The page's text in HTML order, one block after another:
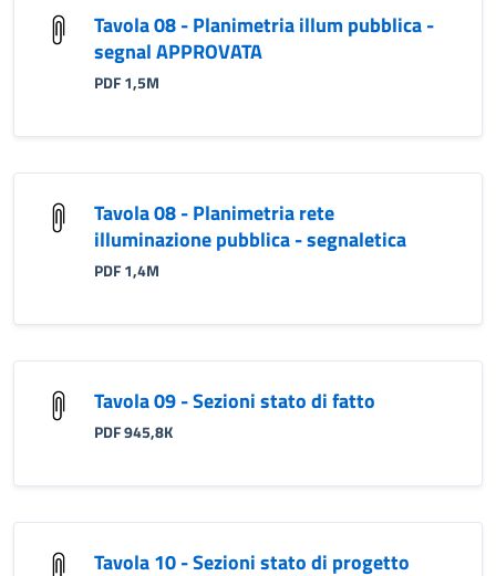
Tavola 08 - Planimetria illum pubblica -
segnal APPROVATA
PDF 1,5M
Tavola 08 - Planimetria rete
illuminazione pubblica - segnaletica
PDF 1,4M
Tavola 09 - Sezioni stato di fatto
PDF 945,8K
Tavola 10 - Sezioni stato di progetto